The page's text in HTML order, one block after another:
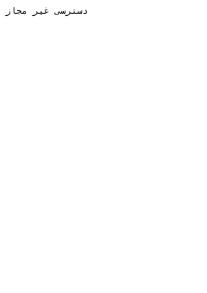
دسترسی غیر مجاز